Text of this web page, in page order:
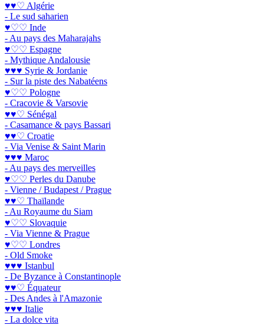
♥♥♡ Algérie
- Le sud saharien
♥♡♡ Inde
- Au pays des Maharajahs
♥♡♡ Espagne
- Mythique Andalousie
♥♥♥ Syrie & Jordanie
- Sur la piste des Nabatéens
♥♡♡ Pologne
- Cracovie & Varsovie
♥♥♡ Sénégal
- Casamance & pays Bassari
♥♥♡ Croatie
- Via Venise & Saint Marin
♥♥♥ Maroc
- Au pays des merveilles
♥♡♡ Perles du Danube
- Vienne / Budapest / Prague
♥♥♡ Thaïlande
- Au Royaume du Siam
♥♡♡ Slovaquie
- Via Vienne & Prague
♥♡♡ Londres
- Old Smoke
♥♥♥ Istanbul
- De Byzance à Constantinople
♥♥♡ Équateur
- Des Andes à l'Amazonie
♥♥♥ Italie
- La dolce vita